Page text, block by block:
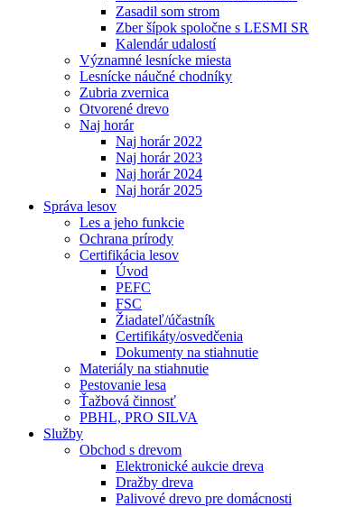
Zasadil som strom
Zber šípok spoločne s LESMI SR
Kalendár udalostí
Významné lesnícke miesta
Lesnícke náučné chodníky
Zubria zvernica
Otvorené drevo
Naj horár
Naj horár 2022
Naj horár 2023
Naj horár 2024
Naj horár 2025
Správa lesov
Les a jeho funkcie
Ochrana prírody
Certifikácia lesov
Úvod
PEFC
FSC
Žiadateľ/účastník
Certifikáty/osvedčenia
Dokumenty na stiahnutie
Materiály na stiahnutie
Pestovanie lesa
Ťažbová činnosť
PBHL, PRO SILVA
Služby
Obchod s drevom
Elektronické aukcie dreva
Dražby dreva
Palivové drevo pre domácnosti